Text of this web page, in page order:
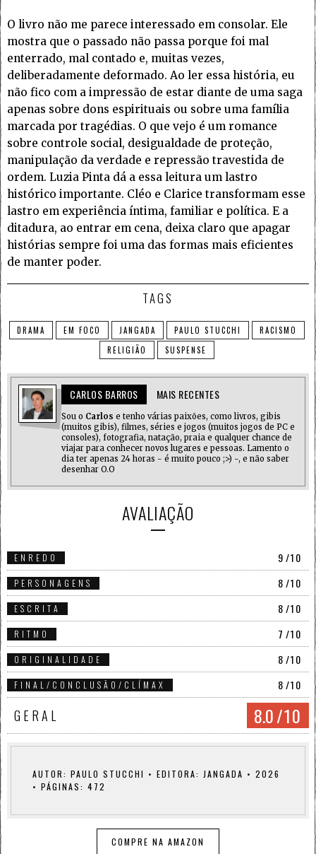
O livro não me parece interessado em consolar. Ele
mostra que o passado não passa porque foi mal
enterrado, mal contado e, muitas vezes,
deliberadamente deformado. Ao ler essa história, eu
não fico com a impressão de estar diante de uma saga
apenas sobre dons espirituais ou sobre uma família
marcada por tragédias. O que vejo é um romance
sobre controle social, desigualdade de proteção,
manipulação da verdade e repressão travestida de
ordem. Luzia Pinta dá a essa leitura um lastro
histórico importante. Cléo e Clarice transformam esse
lastro em experiência íntima, familiar e política. E a
ditadura, ao entrar em cena, deixa claro que apagar
histórias sempre foi uma das formas mais eficientes
de manter poder.
TAGS
DRAMA EM FOCO JANGADA PAULO STUCCHI
RACISMO
RELIGIÃO
SUSPENSE
CARLOS BARROS MAIS RECENTES
Sou o Carlos e tenho várias paixões, como livros, gibis
(muitos gibis), filmes, séries e jogos (muitos jogos de PC e
consoles), fotografia, natação, praia e qualquer chance de
viajar para conhecer novos lugares e pessoas. Lamento o
dia ter apenas 24 horas - é muito pouco ;>) -, e não saber
desenhar O.O
AVALIAÇÃO
ENREDO 9/10
PERSONAGENS 8/10
ESCRITA 8/10
RITMO 7 /10
ORIGINALIDADE 8/10
FINAL/CONCLUSÃO/CLÍMAX 8/10
GERAL 8.0/10
AUTOR: PAULO STUCCHI • EDITORA: JANGADA • 2026
• PÁGINAS: 472
COMPRE NA AMAZON